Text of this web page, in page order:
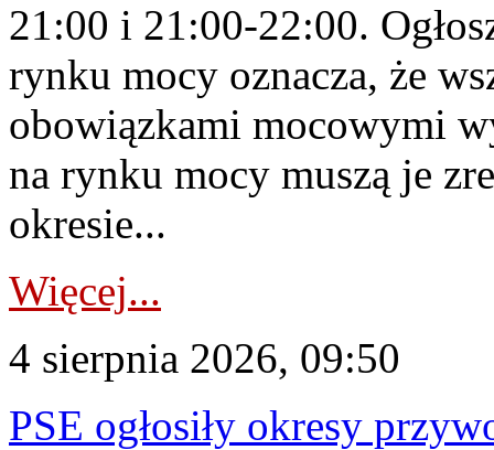
21:00 i 21:00-22:00.
rynku mocy oznacza, że
obowiązkami mocowymi
na rynku mocy muszą je
okresie...
Więcej...
4 sierpnia 2026, 09:50
PSE ogłosiły okresy